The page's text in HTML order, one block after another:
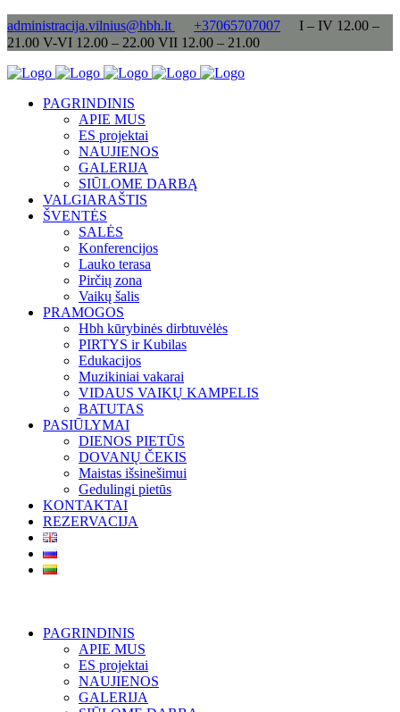
administracija.vilnius@hbh.lt +37065707007
I – IV 12.00 –
21.00 V-VI 12.00 – 22.00 VII 12.00 – 21.00
PAGRINDINIS
APIE MUS
ES projektai
NAUJIENOS
GALERIJA
SIŪLOME DARBĄ
VALGIARAŠTIS
ŠVENTĖS
SALĖS
Konferencijos
Lauko terasa
Pirčių zona
Vaikų šalis
PRAMOGOS
Hbh kūrybinės dirbtuvėlės
PIRTYS ir Kubilas
Edukacijos
Muzikiniai vakarai
VIDAUS VAIKŲ KAMPELIS
BATUTAS
PASIŪLYMAI
DIENOS PIETŪS
DOVANŲ ČEKIS
Maistas išsinešimui
Gedulingi pietūs
KONTAKTAI
REZERVACIJA
PAGRINDINIS
APIE MUS
ES projektai
NAUJIENOS
GALERIJA